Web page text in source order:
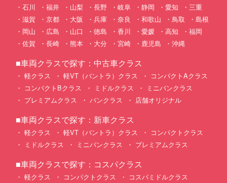
石川
福井 山梨 長野 岐阜 静岡 愛知
三重
滋賀
京都 大阪 兵庫 奈良 和歌山 鳥取
島根
岡山
広島 山口 徳島 香川 愛媛 高知
福岡
佐賀
長崎 熊本 大分 宮崎 鹿児島 沖縄
■車両クラスで探す：中古車クラス
軽クラス 軽VT（バントラ）クラス
コンパクトAクラス
コンパクトBクラス
ミドルクラス
ミニバンクラス
プレミアムクラス
バンクラス 店舗オリジナル
■車両クラスで探す：新車クラス
軽クラス 軽VT（バントラ）クラス
コンパクトクラス
ミドルクラス
ミニバンクラス プレミアムクラス
■車両クラスで探す：コスパクラス
軽クラス コンパクトクラス
コスパミドルクラス